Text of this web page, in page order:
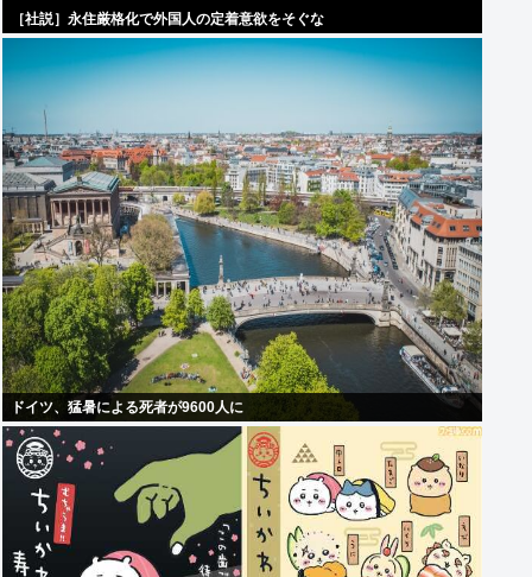
［社説］永住厳格化で外国人の定着意欲をそぐな
ドイツ、猛暑による死者が9600人に